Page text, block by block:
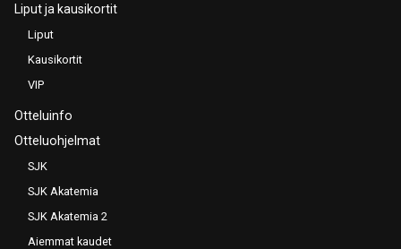
Liput ja kausikortit
Liput
Kausikortit
VIP
Otteluinfo
Otteluohjelmat
SJK
SJK Akatemia
SJK Akatemia 2
Aiemmat kaudet